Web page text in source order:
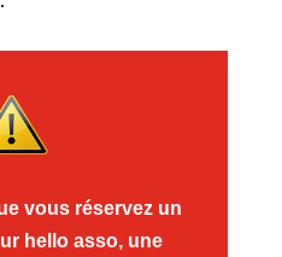
vous réservez un
hello asso, une